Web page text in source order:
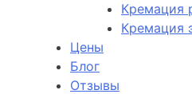
Кремация
Кремация
Цены
Блог
Отзывы